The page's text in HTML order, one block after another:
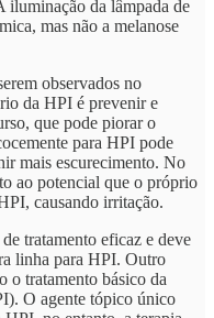
iluminação da lâmpada de
mas não a melanose
observados no
da HPI é prevenir e
que pode piorar o
para HPI pode
mais escurecimento. No
ao potencial que o próprio
causando irritação.
tratamento eficaz e deve
linha para HPI. Outro
o tratamento básico da
O agente tópico único